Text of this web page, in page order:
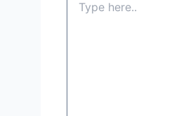
here..